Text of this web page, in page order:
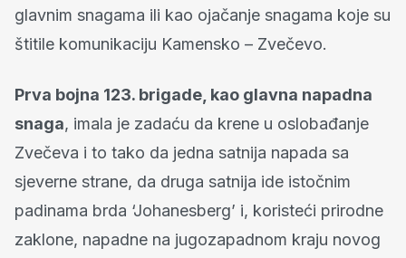
glavnim snagama ili kao ojačanje snagama koje su
štitile komunikaciju Kamensko – Zvečevo.
Prva bojna 123. brigade, kao glavna napadna
snaga, imala je zadaću da krene u oslobađanje
Zvečeva i to tako da jedna satnija napada sa
sjeverne strane, da druga satnija ide istočnim
padinama brda ‘Johanesberg’ i, koristeći prirodne
zaklone, napadne na jugozapadnom kraju novog